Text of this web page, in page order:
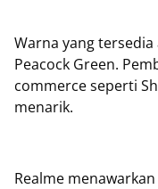
Warna yang
Peacock Green.
commerce seperti
menarik.
Realme